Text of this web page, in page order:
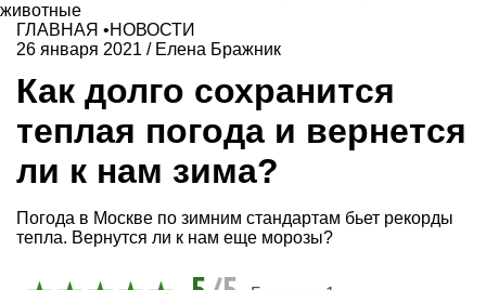
животные
ГЛАВНАЯ •НОВОСТИ
26 января 2021 / Елена Бражник
Как долго сохранится
теплая погода и вернется
ли к нам зима?
Погода в Москве по зимним стандартам бьет рекорды
тепла. Вернутся ли к нам еще морозы?